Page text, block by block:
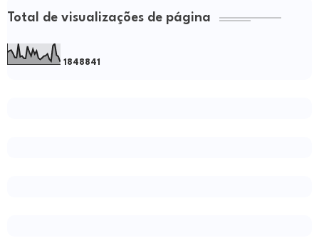
Total de visualizações de página
1 848841